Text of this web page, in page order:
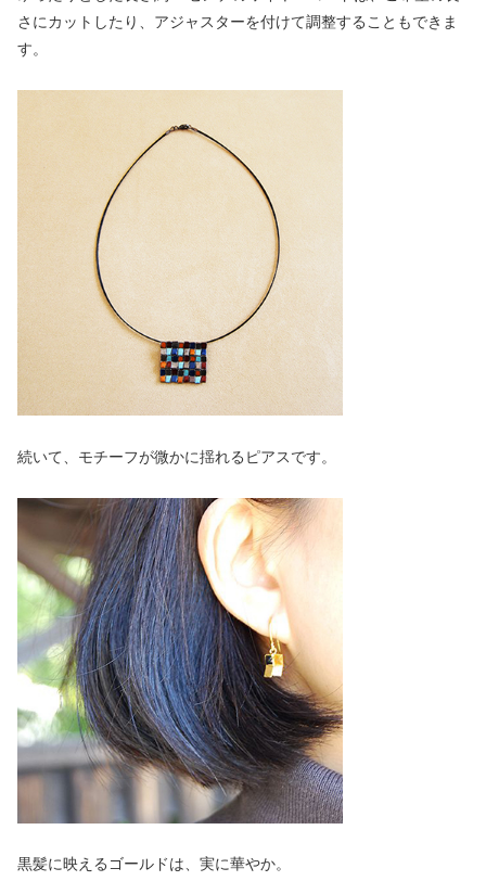
さにカットしたり、アジャスターを付けて調整することもできま
す。
続いて、モチーフが微かに揺れるピアスです。
黒髪に映えるゴールドは、実に華やか。